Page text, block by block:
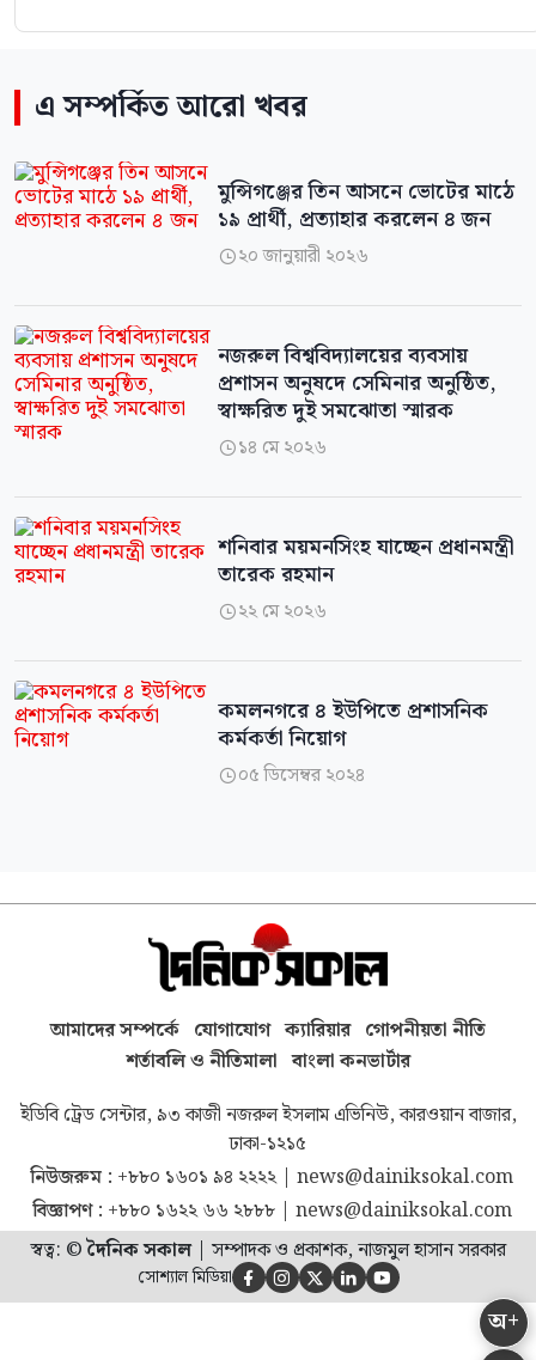
এ সম্পর্কিত আরো খবর
মুন্সিগঞ্জের তিন আসনে ভোটের মাঠে
১৯ প্রার্থী, প্রত্যাহার করলেন ৪ জন
২০ জানুয়ারী ২০২৬
নজরুল বিশ্ববিদ্যালয়ের ব্যবসায়
প্রশাসন অনুষদে সেমিনার অনুষ্ঠিত,
স্বাক্ষরিত দুই সমঝোতা স্মারক
১৪ মে ২০২৬
শনিবার ময়মনসিংহ যাচ্ছেন প্রধানমন্ত্রী
তারেক রহমান
২২ মে ২০২৬
কমলনগরে ৪ ইউপিতে প্রশাসনিক
কর্মকর্তা নিয়োগ
০৫ ডিসেম্বর ২০২৪
অ+
আমাদের সম্পর্কে যোগাযোগ ক্যারিয়ার গোপনীয়তা নীতি
শর্তাবলি ও নীতিমালা বাংলা কনভার্টার
ইডিবি ট্রেড সেন্টার, ৯৩ কাজী নজরুল ইসলাম এভিনিউ, কারওয়ান বাজার,
ঢাকা-১২১৫
নিউজরুম : +৮৮০ ১৬০১ ৯৪ ২২২২| news@dainiksokal.com
বিজ্ঞাপণ : +৮৮০ ১৬২২ ৬৬ ২৮৮৮| news@dainiksokal.com
স্বত্ব: ©দৈনিক সকাল| সম্পাদক ও প্রকাশক, নাজমুল হাসান সরকার
সোশ্যাল মিডিয়া     